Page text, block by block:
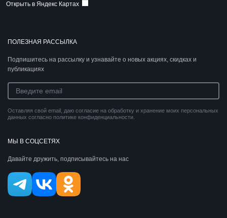
ПОЛЕЗНАЯ РАССЫЛКА
Подпишитесь на рассылку и узнавайте о новых акциях, скидках и
публикациях
Оставляя свой email, даю согласие на обработку и хранение моих персональных
данных согласно политике конфиденциальности.
МЫ В СОЦСЕТЯХ
Давайте дружить, подписывайтесь на нас
Открыть в Яндекс Картах